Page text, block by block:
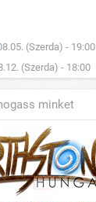
(Szerda) - 19:00
(Szerda) - 18:00
minket